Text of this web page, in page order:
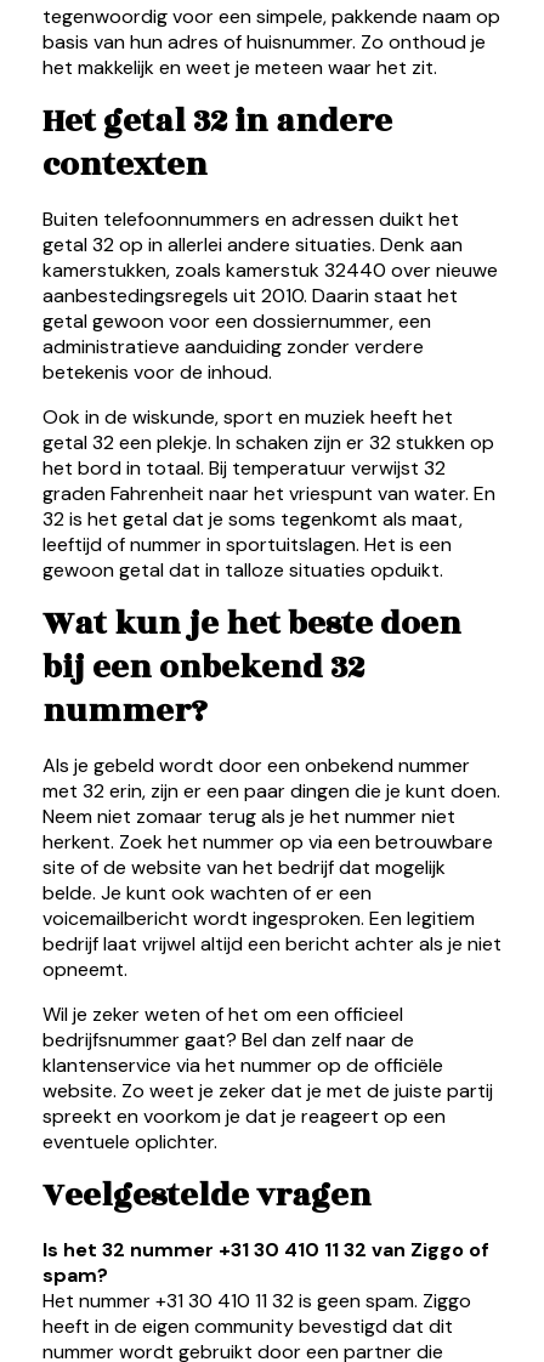
tegenwoordig voor een simpele, pakkende naam op
basis van hun adres of huisnummer. Zo onthoud je
het makkelijk en weet je meteen waar het zit.
Het getal 32 in andere
contexten
Buiten telefoonnummers en adressen duikt het
getal 32 op in allerlei andere situaties. Denk aan
kamerstukken, zoals kamerstuk 32440 over nieuwe
aanbestedingsregels uit 2010. Daarin staat het
getal gewoon voor een dossiernummer, een
administratieve aanduiding zonder verdere
betekenis voor de inhoud.
Ook in de wiskunde, sport en muziek heeft het
getal 32 een plekje. In schaken zijn er 32 stukken op
het bord in totaal. Bij temperatuur verwijst 32
graden Fahrenheit naar het vriespunt van water. En
32 is het getal dat je soms tegenkomt als maat,
leeftijd of nummer in sportuitslagen. Het is een
gewoon getal dat in talloze situaties opduikt.
Wat kun je het beste doen
bij een onbekend 32
nummer?
Als je gebeld wordt door een onbekend nummer
met 32 erin, zijn er een paar dingen die je kunt doen.
Neem niet zomaar terug als je het nummer niet
herkent. Zoek het nummer op via een betrouwbare
site of de website van het bedrijf dat mogelijk
belde. Je kunt ook wachten of er een
voicemailbericht wordt ingesproken. Een legitiem
bedrijf laat vrijwel altijd een bericht achter als je niet
opneemt.
Wil je zeker weten of het om een officieel
bedrijfsnummer gaat? Bel dan zelf naar de
klantenservice via het nummer op de officiële
website. Zo weet je zeker dat je met de juiste partij
spreekt en voorkom je dat je reageert op een
eventuele oplichter.
Veelgestelde vragen
Is het 32 nummer +31 30 410 11 32 van Ziggo of
spam?
Het nummer +31 30 410 11 32 is geen spam. Ziggo
heeft in de eigen community bevestigd dat dit
nummer wordt gebruikt door een partner die